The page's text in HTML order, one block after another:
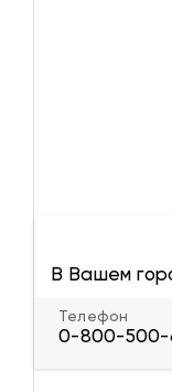
В Вашем
Телефон
0-800-500-